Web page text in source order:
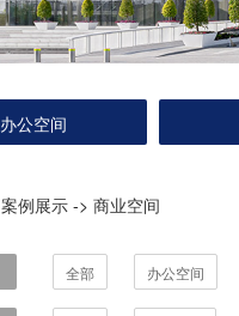
办公空间
案例展示 -> 商业空间
全部 办公空间